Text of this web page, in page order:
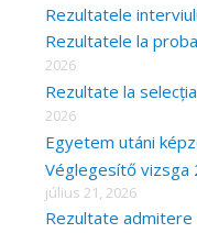
c
h
f
o
r
:
Rezultatele
Rezultatele la
2026
Rezultate la
2026
Egyetem utáni
Véglegesítő vizsga
július 21, 2026
Rezultate admitere